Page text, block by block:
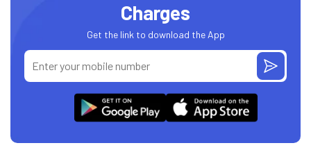
Charges
Get the link to download the App